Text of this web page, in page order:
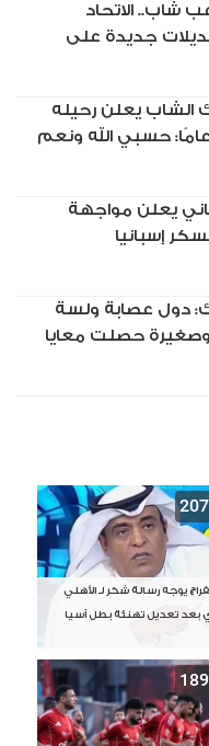
شاب.. الاتحاد
جديدة على
الشاب يعلن رحيله
عن الزمالك بعد 14 عامًا: حسبي الله ونعم
يعلن مواجهة
إسبانيا
دول عصابة ولسة
حصلت معايا
يوجه رسالة شكر لـ الأهلي
بعد تعديل تهنئة بطل آسيا